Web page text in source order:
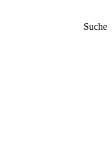
Suche